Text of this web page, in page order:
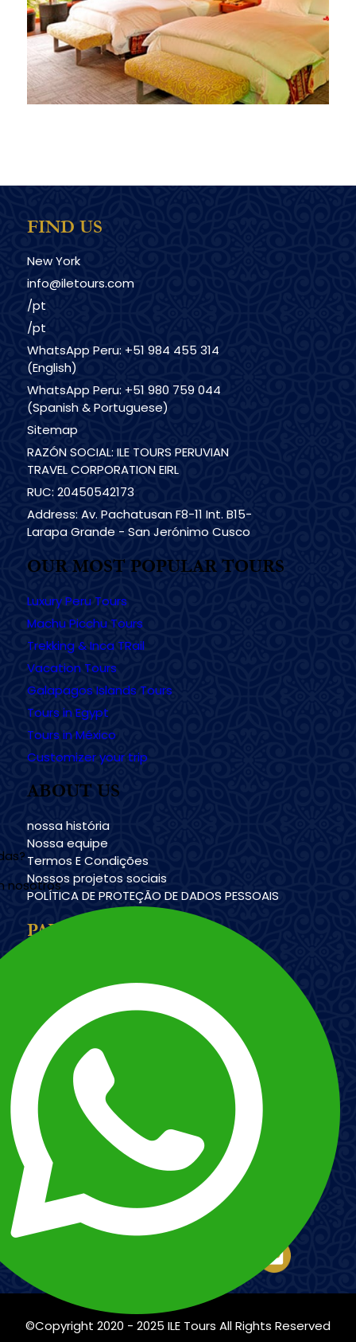
nosotros
FIND US
New York
info@iletours.com
/pt
/pt
WhatsApp Peru: +51 984 455 314
(English)
WhatsApp Peru: +51 980 759 044
(Spanish & Portuguese)
Sitemap
RAZÓN SOCIAL: ILE TOURS PERUVIAN
TRAVEL CORPORATION EIRL
RUC: 20450542173
Address: Av. Pachatusan F8-11 Int. B15-
Larapa Grande - San Jerónimo Cusco
OUR MOST POPULAR TOURS
Luxury Peru Tours
Machu Picchu Tours
Trekking & Inca TRail
Vacation Tours
Galapagos Islands Tours
Tours in Egypt
Tours in México
Customizer your trip
ABOUT US
nossa história
Nossa equipe
Termos E Condições
Nossos projetos sociais
POLÍTICA DE PROTEÇÃO DE DADOS PESSOAIS
PAYMENT METHODS
Imagem
Esnna
©Copyright 2020 - 2025 ILE Tours All Rights Reserved